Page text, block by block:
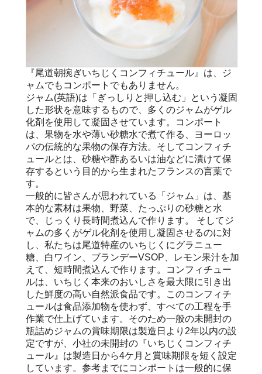
『尾道朝捥ぎいちじくコンフィチュール』は、ジ
ャムでもコンポートでもありません。
ジャム(英語)は「ぎっしりと押し込む」という凝固
した形状を意味するもので、多くのジャムがゲル
化剤を使用して凝固させています。コンポート
は、果物を水や薄い砂糖水で煮て作る、ヨーロッ
パの伝統的な果物の保存方法。そしてコンフィチ
ュールとは、砂糖や酢あるいは油などに漬けて保
存するという目的から生まれたフランスの言葉で
す。
一般的に皆さんが思われている「ジャム」は、基
本的な素材は果物、野菜、たっぷりの砂糖と水
で、じっくり長時間煮込んで作ります。 そしてジ
ャムの多くがゲル化剤を使用し凝固させるのに対
し、私たちは尾道特産のいちじくにグラニュー
糖、白ワイン、ブランデーVSOP、レモン果汁を加
えて、短時間煮込んで作ります。コンフィチュー
ルは、いちじく本来のおいしさを最大限に引き出
した鮮度の高い自然派食品です。このコンフィチ
ュールは食品添加物を使わず、すべての工程を手
作業で仕上げています。そのため一般の未開封の
瓶詰めジャムの賞味期限は製造日より2年以内の設
定ですが、小社の未開封の『いちじくコンフィチ
ュール』は製造日から4ケ月と賞味期限を短く設定
しています。参考までにコンポートは一般的に保